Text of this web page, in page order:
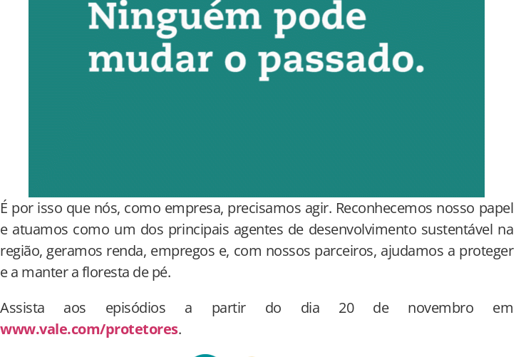
É por isso que nós, como empresa, precisamos agir. Reconhecemos nosso papel
e atuamos como um dos principais agentes de desenvolvimento sustentável na
região, geramos renda, empregos e, com nossos parceiros, ajudamos a proteger
e a manter a floresta de pé.
Assista aos episódios a partir do dia 20 de novembro em
www.vale.com/protetores.